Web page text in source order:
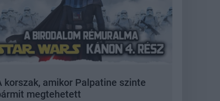
korszak, amikor Palpatine szinte
megtehetett